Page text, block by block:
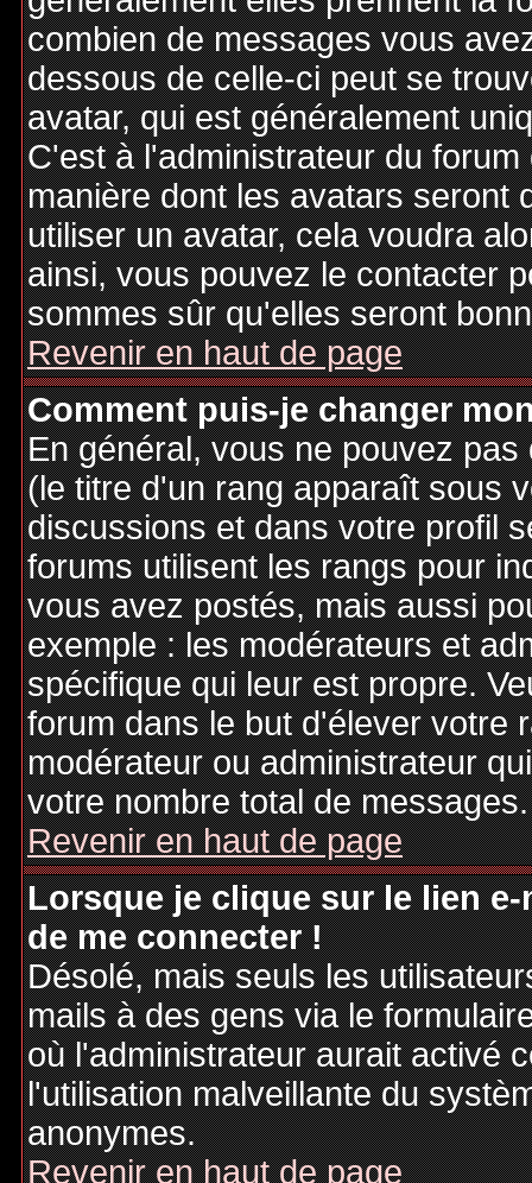
combien de messages vous
dessous de celle-ci peut se
avatar, qui est généralement
C'est à l'administrateur du
manière dont les avatars seront
utiliser un avatar, cela voudra
ainsi, vous pouvez le contacter
sommes sûr qu'elles seront
Revenir en haut de page
Comment puis-je changer
En général, vous ne pouvez
(le titre d'un rang apparaît sous
discussions et dans votre profil
forums utilisent les rangs pour
vous avez postés, mais aussi
exemple : les modérateurs et
spécifique qui leur est propre.
forum dans le but d'élever votre
modérateur ou administrateur
votre nombre total de messages.
Revenir en haut de page
Lorsque je clique sur le lien
de me connecter !
Désolé, mais seuls les
mails à des gens via le
où l'administrateur aurait activé
l'utilisation malveillante du
anonymes.
Revenir en haut de page